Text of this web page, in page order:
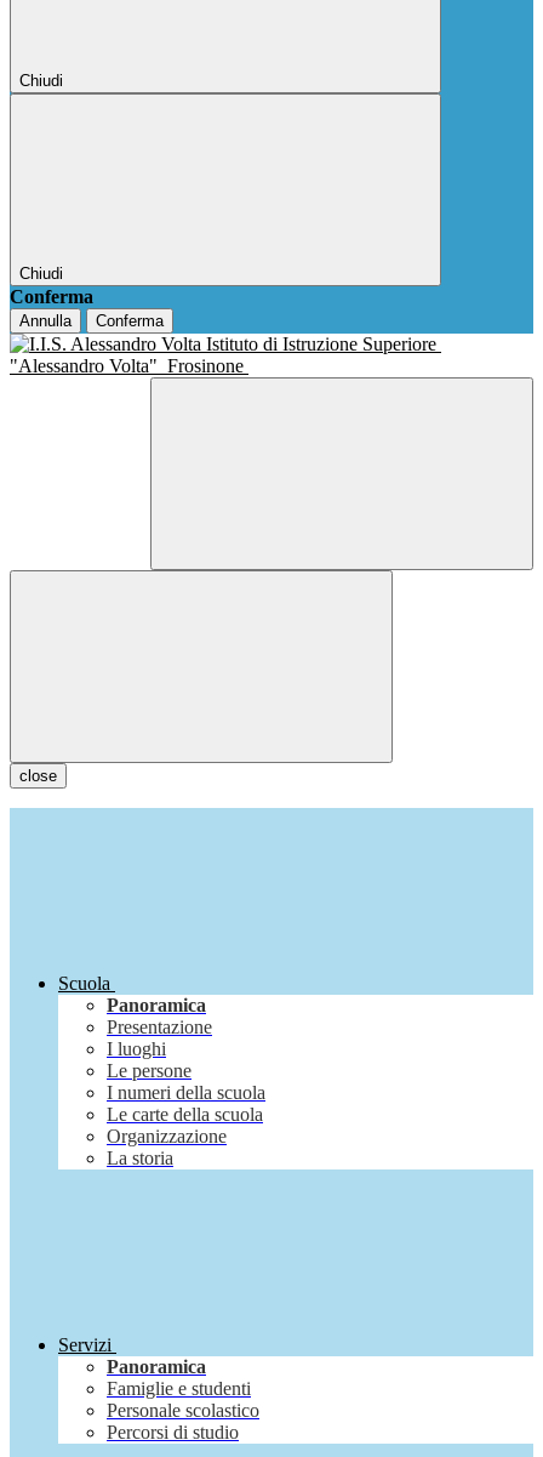
Chiudi
Chiudi
Conferma
Annulla Conferma
Istituto di Istruzione Superiore
"Alessandro Volta" Frosinone
close
Scuola
Panoramica
Presentazione
I luoghi
Le persone
I numeri della scuola
Le carte della scuola
Organizzazione
La storia
Servizi
Panoramica
Famiglie e studenti
Personale scolastico
Percorsi di studio